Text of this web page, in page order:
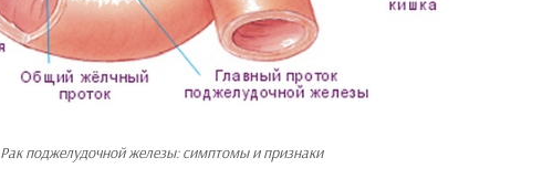
Рак поджелудочной железы: симптомы и признаки